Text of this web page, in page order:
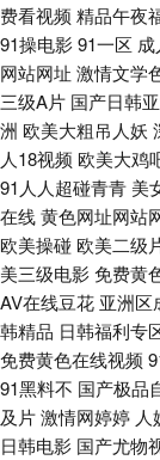
费看视频 精品午夜
91操电影91一区
网站网址 激情文学
三级A片 国产日韩
洲 欧美大粗吊人妖
人18视频 欧美大鸡
91人人超碰青青 美
在线黄色网址网站
欧美操碰 欧美二级
美三级电影免费黄
AV在线豆花 亚洲区
韩精品 日韩福利专
免费黄色在线视频
91黑料不 国产极品
及片激情网婷婷 人
日韩电影 国产尤物